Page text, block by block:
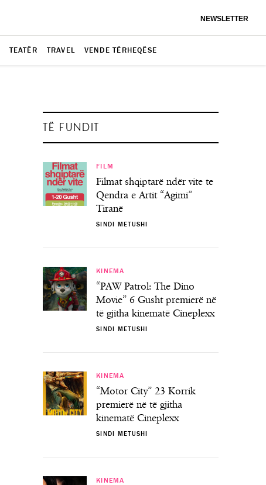
NEWSLETTER
TEATËR TRAVEL VENDE TËRHEQËSE
TË FUNDIT
FILM
Filmat shqiptarë ndër vite te
Qendra e Artit “Agimi”
Tiranë
SINDI METUSHI
KINEMA
“PAW Patrol: The Dino
Movie” 6 Gusht premierë në
të gjitha kinematë Cineplexx
SINDI METUSHI
KINEMA
“Motor City” 23 Korrik
premierë në të gjitha
kinematë Cineplexx
SINDI METUSHI
KINEMA